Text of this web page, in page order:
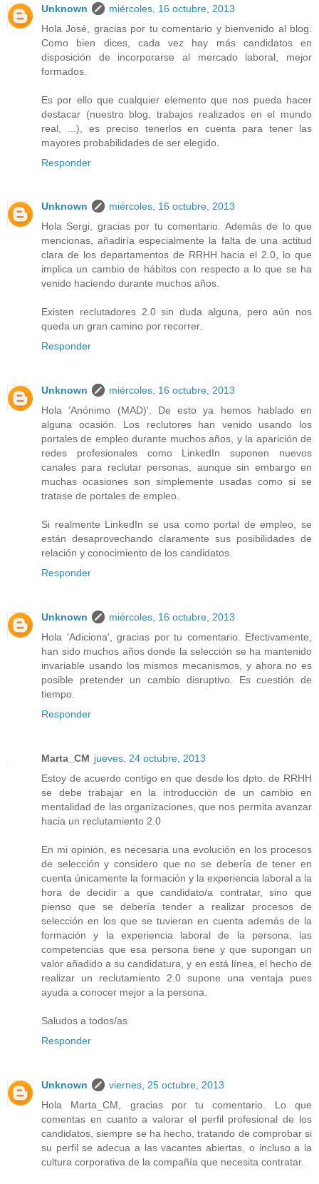
Unknown
miércoles, 16 octubre, 2013
Hola José, gracias por tu comentario y bienvenido al blog.
Como bien dices, cada vez hay más candidatos en
disposición de incorporarse al mercado laboral, mejor
formados.
Es por ello que cualquier elemento que nos pueda hacer
destacar (nuestro blog, trabajos realizados en el mundo
real, ...), es preciso tenerlos en cuenta para tener las
mayores probabilidades de ser elegido.
Responder
Unknown
miércoles, 16 octubre, 2013
Hola Sergi, gracias por tu comentario. Además de lo que
mencionas, añadiría especialmente la falta de una actitud
clara de los departamentos de RRHH hacia el 2.0, lo que
implica un cambio de hábitos con respecto a lo que se ha
venido haciendo durante muchos años.
Existen reclutadores 2.0 sin duda alguna, pero aún nos
queda un gran camino por recorrer.
Responder
Unknown
miércoles, 16 octubre, 2013
Hola 'Anónimo (MAD)'. De esto ya hemos hablado en
alguna ocasión. Los reclutores han venido usando los
portales de empleo durante muchos años, y la aparición de
redes profesionales como LinkedIn suponen nuevos
canales para reclutar personas, aunque sin embargo en
muchas ocasiones son simplemente usadas como si se
tratase de portales de empleo.
Si realmente LinkedIn se usa como portal de empleo, se
están desaprovechando claramente sus posibilidades de
relación y conocimiento de los candidatos.
Responder
Unknown
miércoles, 16 octubre, 2013
Hola 'Adiciona', gracias por tu comentario. Efectivamente,
han sido muchos años donde la selección se ha mantenido
invariable usando los mismos mecanismos, y ahora no es
posible pretender un cambio disruptivo. Es cuestión de
tiempo.
Responder
Marta_CM jueves, 24 octubre, 2013
Estoy de acuerdo contigo en que desde los dpto. de RRHH
se debe trabajar en la introducción de un cambio en
mentalidad de las organizaciones, que nos permita avanzar
hacia un reclutamiento 2.0
En mi opinión, es necesaria una evolución en los procesos
de selección y considero que no se debería de tener en
cuenta únicamente la formación y la experiencia laboral a la
hora de decidir a que candidato/a contratar, sino que
pienso que se debería tender a realizar procesos de
selección en los que se tuvieran en cuenta además de la
formación y la experiencia laboral de la persona, las
competencias que esa persona tiene y que supongan un
valor añadido a su candidatura, y en está línea, el hecho de
realizar un reclutamiento 2.0 supone una ventaja pues
ayuda a conocer mejor a la persona.
Saludos a todos/as
Responder
Unknown
viernes, 25 octubre, 2013
Hola Marta_CM, gracias por tu comentario. Lo que
comentas en cuanto a valorar el perfil profesional de los
candidatos, siempre se ha hecho, tratando de comprobar si
su perfil se adecua a las vacantes abiertas, o incluso a la
cultura corporativa de la compañía que necesita contratar.